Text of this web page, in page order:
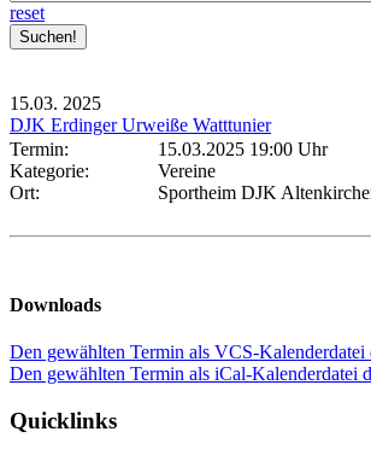
reset
15.03. 2025
DJK Erdinger Urweiße Watttunier
Termin:
15.03.2025 19:00 Uhr
Kategorie:
Vereine
Ort:
Sportheim DJK
Downloads
Den gewählten Termin als VCS-Kalenderdatei
Den gewählten Termin als iCal-Kalenderdatei
Quicklinks